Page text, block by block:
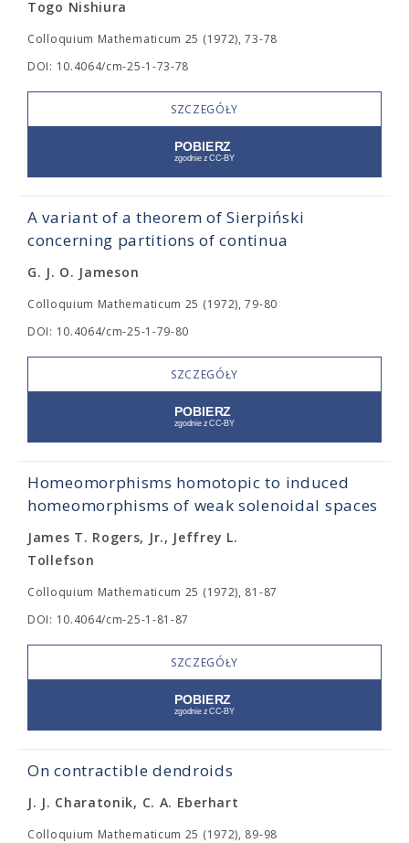
Togo Nishiura
Colloquium Mathematicum 25 (1972), 73-78
DOI: 10.4064/cm-25-1-73-78
SZCZEGÓŁY
A variant of a theorem of Sierpiński
concerning partitions of continua
G. J. O. Jameson
Colloquium Mathematicum 25 (1972), 79-80
DOI: 10.4064/cm-25-1-79-80
SZCZEGÓŁY
Homeomorphisms homotopic to induced
homeomorphisms of weak solenoidal spaces
James T. Rogers, Jr., Jeffrey L.
Tollefson
Colloquium Mathematicum 25 (1972), 81-87
DOI: 10.4064/cm-25-1-81-87
SZCZEGÓŁY
On contractible dendroids
J. J. Charatonik, C. A. Eberhart
Colloquium Mathematicum 25 (1972), 89-98